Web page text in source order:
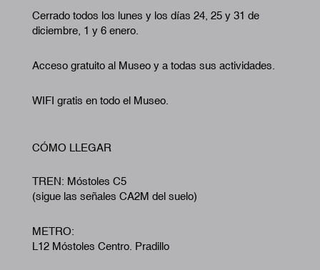
Cerrado todos los lunes y los días 24, 25 y 31 de
diciembre, 1 y 6 enero.
Acceso gratuito al Museo y a todas sus actividades.
WIFI gratis en todo el Museo.
CÓMO LLEGAR
TREN: Móstoles C5
(sigue las señales CA2M del suelo)
METRO:
L12 Móstoles Centro. Pradillo